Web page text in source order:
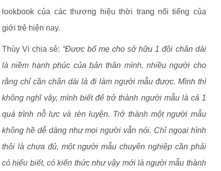
lookbook của các thương hiệu thời trang nổi tiếng của
giới trẻ hiện nay.
Thùy Vi chia sẻ: “Được bố mẹ cho sở hữu 1 đôi chân dài
là niềm hạnh phúc của bản thân mình, nhiều người cho
rằng chỉ cần chân dài là đi làm người mẫu được. Mình thì
không nghĩ vậy, mình biết để trở thành người mẫu là cả 1
quá trình nỗ lực và rèn luyện. Trở thành một người mẫu
không hề dễ dàng như mọi người vẫn nói. Chỉ ngoại hình
thôi là chưa đủ, một người mẫu chuyên nghiệp cần phải
có hiểu biết, có kiến thức như vậy mới là người mẫu thành